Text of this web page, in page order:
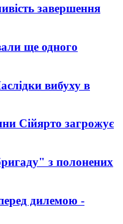
завершення
ще одного
вибуху в
Сійярто загрожує
з полонених
дилемою -